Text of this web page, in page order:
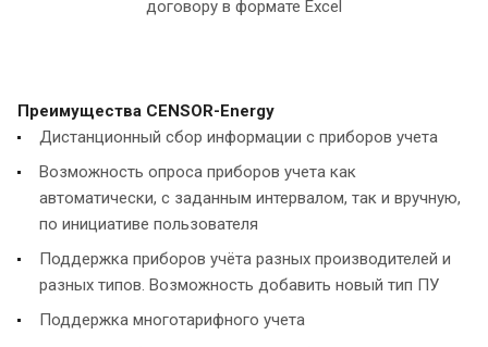
договору в формате Excel
Преимущества CENSOR-Energy
Дистанционный сбор информации с приборов учета
Возможность опроса приборов учета как
автоматически, с заданным интервалом, так и вручную,
по инициативе пользователя
Поддержка приборов учёта разных производителей и
разных типов. Возможность добавить новый тип ПУ
Поддержка многотарифного учета